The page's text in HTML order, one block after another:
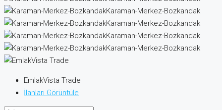
Karaman-Merkez-Bozkandak
Karaman-Merkez-Bozkandak
Karaman-Merkez-Bozkandak
Karaman-Merkez-Bozkandak
EmlakVista Trade
İlanları Görüntüle